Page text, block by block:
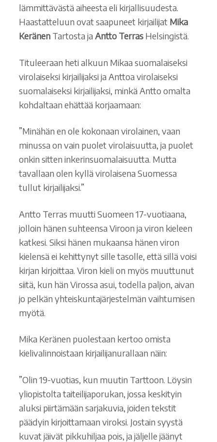
lämmittävästä aiheesta eli kirjallisuudesta.
Haastatteluun ovat saapuneet kirjailijat Mika
Keränen Tartosta jaAntto Terras Helsingistä.
Tituleeraan heti alkuun Mikaa suomalaiseksi
virolaiseksi kirjailijaksi ja Anttoa virolaiseksi
suomalaiseksi kirjailijaksi, minkä Antto omalta
kohdaltaan ehättää korjaamaan:
”Minähän en ole kokonaan virolainen, vaan
minussa on vain puolet virolaisuutta, ja puolet
onkin sitten inkerinsuomalaisuutta. Mutta
tavallaan olen kyllä virolaisena Suomessa
tullut kirjailijaksi.”
Antto Terras muutti Suomeen 17-vuotiaana,
jolloin hänen suhteensa Viroon ja viron kieleen
katkesi. Siksi hänen mukaansa hänen viron
kielensä ei kehittynyt sille tasolle, että sillä voisi
kirjan kirjoittaa. Viron kieli on myös muuttunut
siitä, kun hän Virossa asui, todella paljon, aivan
jo pelkän yhteiskuntajärjestelmän vaihtumisen
myötä.
Mika Keränen puolestaan kertoo omista
kielivalinnoistaan kirjailijanurallaan näin:
”Olin 19-vuotias, kun muutin Tarttoon. Löysin
yliopistolta taiteilijaporukan, jossa keskityin
aluksi piirtämään sarjakuvia, joiden tekstit
päädyin kirjoittamaan viroksi. Jostain syystä
kuvat jäivät pikkuhiljaa pois, ja jäljelle jäänyt